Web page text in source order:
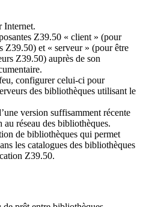
Internet.
Z39.50 « client » (pour
Z39.50) et « serveur » (pour être
Z39.50) auprès de son
configurer celui-ci pour
des bibliothèques utilisant le
’une version suffisamment récente
réseau des bibliothèques.
de bibliothèques qui permet
les catalogues des bibliothèques
Z39.50.